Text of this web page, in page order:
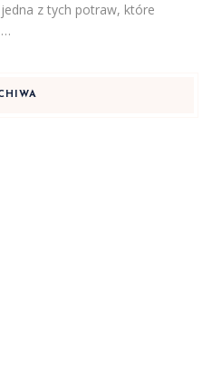
z tych potraw, które